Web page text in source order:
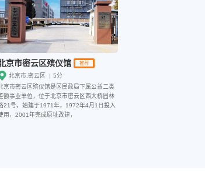
京市密云区殡仪馆 推荐
北京市,密云区 | 5分
京市密云区殡仪馆是区民政局下属公益二类
额事业单位，位于北京市密云区西大桥园林
21号，始建于1971年，1972年4月1日投入
用，2001年完成原址改建，